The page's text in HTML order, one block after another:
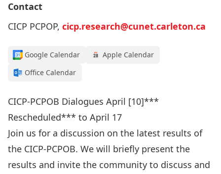
Contact
CICP PCPOP, cicp.research@cunet.carleton.ca
Google Calendar
Apple Calendar
Office Calendar
CICP-PCPOB Dialogues April [10]***
Rescheduled*** to April 17
Join us for a discussion on the latest results of
the CICP-PCPOB. We will briefly present the
results and invite the community to discuss and